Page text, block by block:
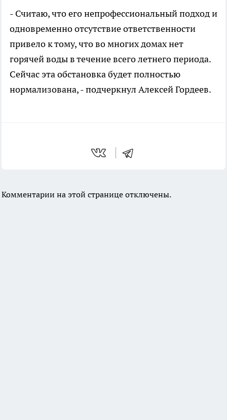
- Считаю, что его непрофессиональный подход и
одновременно отсутствие ответственности
привело к тому, что во многих домах нет
горячей воды в течение всего летнего периода.
Сейчас эта обстановка будет полностью
нормализована, - подчеркнул Алексей Гордеев.
Комментарии на этой странице отключены.